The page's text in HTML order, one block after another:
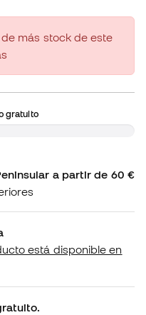
más stock de este
gratuito
a partir de 60 €
está disponible en